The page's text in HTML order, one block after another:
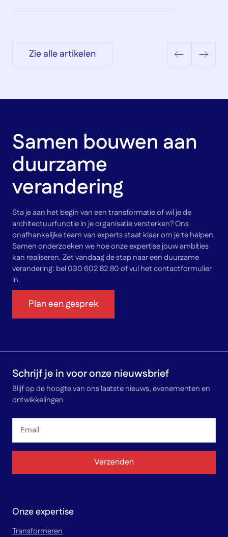
Zie alle artikelen
Samen bouwen aan
duurzame
verandering
Sta je aan het begin van een transformatie of wil je de
architectuurfunctie in je organisatie versterken? Ons
onafhankelijke team van experts staat klaar om je te helpen.
Samen onderzoeken we hoe onze expertise jouw ambities
kan realiseren. Zet vandaag de stap naar een duurzame
verandering: bel 030 602 82 80 of vul het contactformulier
in.
Plan een gesprek
Schrijf je in voor onze nieuwsbrief
Blijf op de hoogte van ons laatste nieuws, evenementen en
ontwikkelingen
Email
Verzenden
Onze expertise
Transformeren